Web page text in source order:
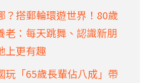
？搭郵輪環遊世界！80歲
老：每天跳舞、認識新朋
上更有趣
玩「65歲長輩佔八成」帶